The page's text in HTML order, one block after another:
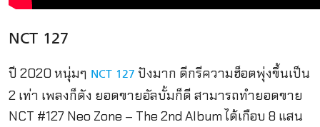
NCT 127
ปี 2020 หนุ่มๆ NCT 127 ปังมาก ดีกรีความฮ็อตพุ่งขึ้นเป็น
2 เท่า เพลงก็ดัง ยอดขายอัลบั้มก็ดี สามารถทำยอดขาย
NCT #127 Neo Zone – The 2nd Album ได้เกือบ 8 แสน